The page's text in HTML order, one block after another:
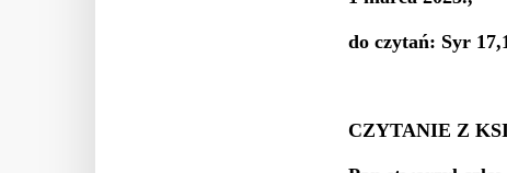
do czytań: Syr
CZYTANIE Z